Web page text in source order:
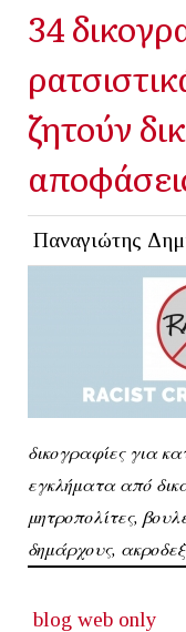
34
ζητούν
Παναγιώτης
δικογραφίες για
εγκλήματα από
μητροπολίτες,
δημάρχους,
blog web only